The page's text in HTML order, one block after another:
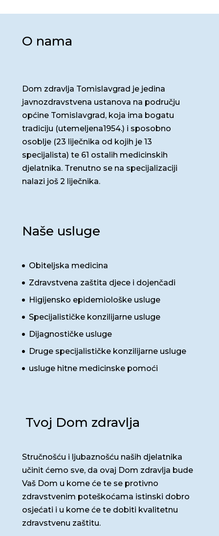
O nama
Dom zdravlja Tomislavgrad je jedina
javnozdravstvena ustanova na području
općine Tomislavgrad, koja ima bogatu
tradiciju (utemeljena1954.) i sposobno
osoblje (23 liječnika od kojih je 13
specijalista) te 61 ostalih medicinskih
djelatnika. Trenutno se na specijalizaciji
nalazi još 2 liječnika.
Naše usluge
Obiteljska medicina
Zdravstvena zaštita djece i dojenčadi
Higijensko epidemiološke usluge
Specijalističke konzilijarne usluge
Dijagnostičke usluge
Druge specijalističke konzilijarne usluge
usluge hitne medicinske pomoći
Tvoj Dom zdravlja
Stručnošću i ljubaznošću naših djelatnika
učinit ćemo sve, da ovaj Dom zdravlja bude
Vaš Dom u kome će te se protivno
zdravstvenim poteškoćama istinski dobro
osjećati i u kome će te dobiti kvalitetnu
zdravstvenu zaštitu.